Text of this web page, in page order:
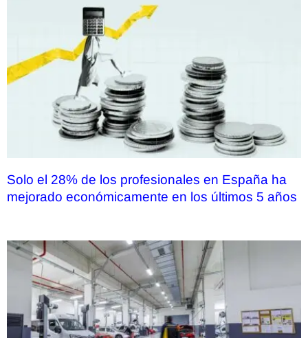
Solo el 28% de los profesionales en España ha
mejorado económicamente en los últimos 5 años